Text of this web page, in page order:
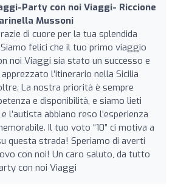
Party con noi Viaggi- Riccione
Mussoni
di cuore per la tua splendida
felici che il tuo primo viaggio
noi Viaggi sia stato un successo e
l’itinerario nella Sicilia
La nostra priorità è sempre
e disponibilità, e siamo lieti
l’autista abbiano reso l’esperienza
Il tuo voto “10” ci motiva a
questa strada! Speriamo di averti
con noi! Un caro saluto, da tutto
con noi Viaggi